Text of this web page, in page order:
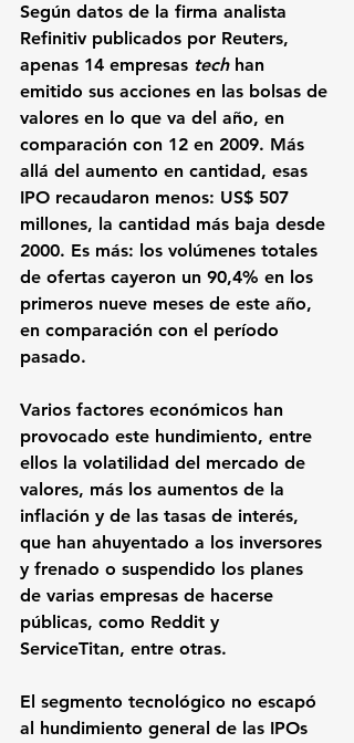
Según datos de la firma analista
Refinitiv publicados por Reuters,
apenas 14 empresas tech han
emitido sus acciones en las bolsas de
valores en lo que va del año, en
comparación con 12 en 2009. Más
allá del aumento en cantidad, esas
IPO recaudaron menos: US$ 507
millones, la cantidad más baja desde
2000. Es más: los volúmenes totales
de ofertas cayeron un 90,4% en los
primeros nueve meses de este año,
en comparación con el período
pasado.
Varios factores económicos han
provocado este hundimiento, entre
ellos la volatilidad del mercado de
valores, más los aumentos de la
inflación y de las tasas de interés,
que han ahuyentado a los inversores
y frenado o suspendido los planes
de varias empresas de hacerse
públicas, como Reddit y
ServiceTitan, entre otras.
El segmento tecnológico no escapó
al hundimiento general de las IPOs